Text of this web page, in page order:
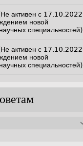
активен с 17.10.2022
новой
специальностей)
активен с 17.10.2022
новой
специальностей)